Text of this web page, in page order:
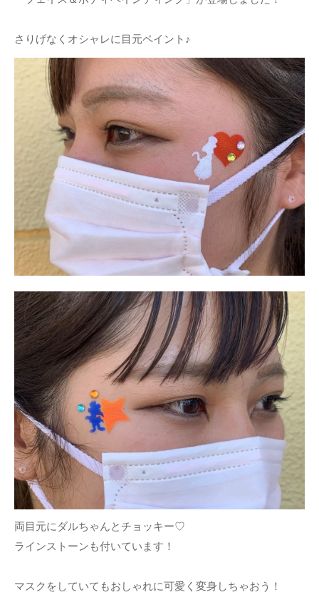
さりげなくオシャレに目元ペイント♪
両目元にダルちゃんとチョッキー♡
ラインストーンも付いています！
マスクをしていてもおしゃれに可愛く変身しちゃおう！